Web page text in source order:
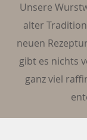
Unsere
alter
neuen
gibt es nichts
ganz viel